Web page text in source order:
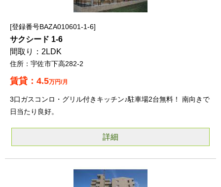
登録番号BAZA010601-1-6
サクシード 1-6
2LDK
宇佐市下高282-2
4.5万円/月
3口ガスコンロ・グリル付きキッチン♪駐車場2台無料！ 南向きで
日当たり良好。
詳細